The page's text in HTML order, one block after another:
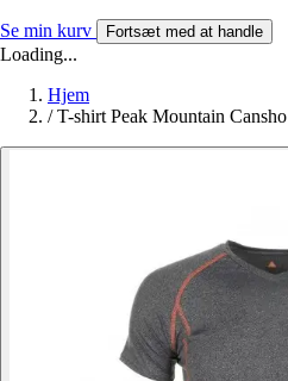
Se min kurv Fortsæt med at handle
Loading...
Hjem
/ T-shirt Peak Mountain Cansho